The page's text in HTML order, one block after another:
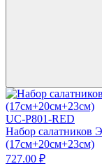
UC-P801-RED
Набор
(17см+20см+23см)
727.00 ₽